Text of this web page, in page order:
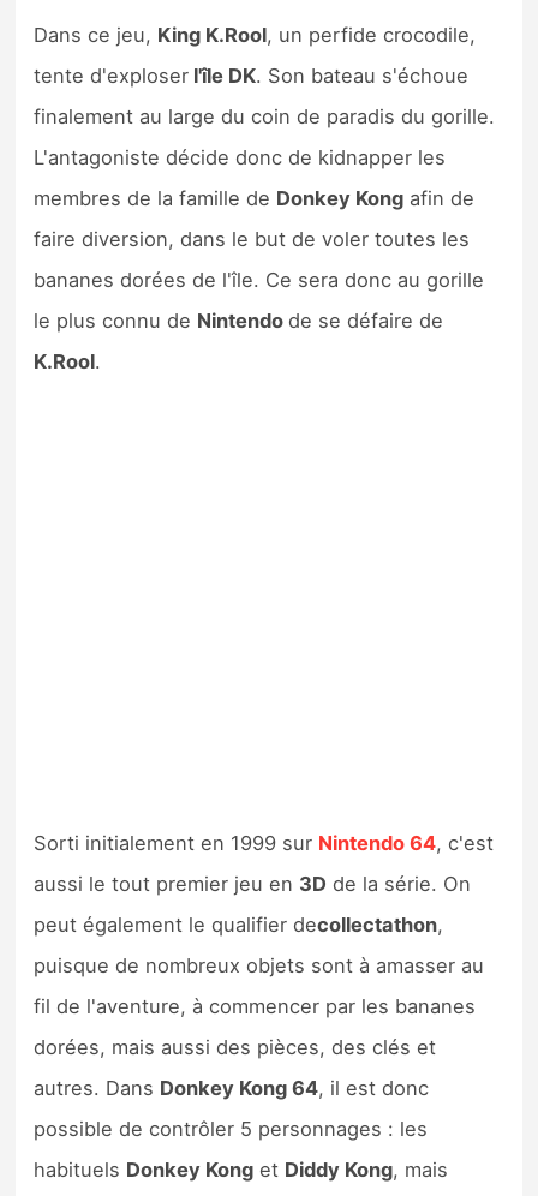
Précommandes jeux Switch 2
Sorties de jeux
Bons plans
Guides
Dans ce jeu, King K.Rool, un perfide crocodile,
tente d'exploser l'île DK. Son bateau s'échoue
finalement au large du coin de paradis du gorille.
L'antagoniste décide donc de kidnapper les
membres de la famille de Donkey Kong afin de
faire diversion, dans le but de voler toutes les
bananes dorées de l'île. Ce sera donc au gorille
le plus connu de Nintendode se défaire de
K.Rool.
Sorti initialement en 1999 sur Nintendo 64, c'est
aussi le tout premier jeu en 3D de la série. On
peut également le qualifier decollectathon,
puisque de nombreux objets sont à amasser au
fil de l'aventure, à commencer par les bananes
dorées, mais aussi des pièces, des clés et
autres. Dans Donkey Kong 64, il est donc
possible de contrôler 5 personnages : les
habituels Donkey Kong et Diddy Kong, mais